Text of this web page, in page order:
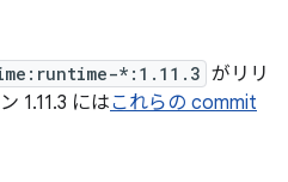
*:1.11.3 がリリ
1.11.3 にはこれらの commit